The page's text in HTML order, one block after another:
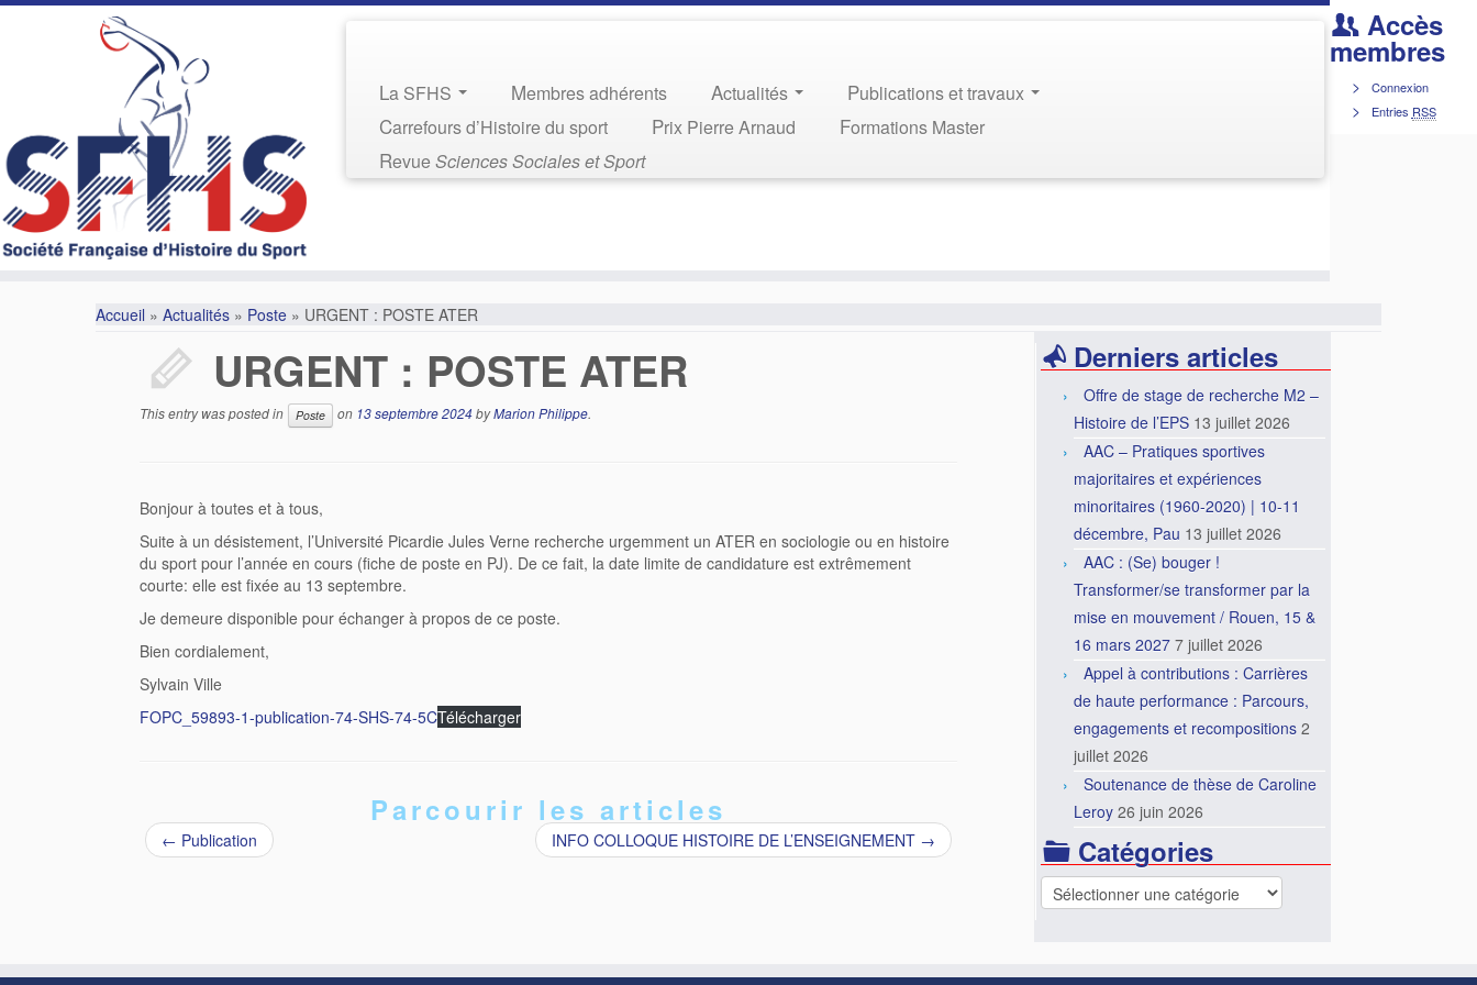
Accès
membres
Connexion
Entries RSS
La SFHS Membres adhérents Actualités
Publications et travaux
Carrefours d’Histoire du sport
Prix Pierre Arnaud
Formations Master
RevueSciences Sociales et Sport
Accueil » Actualités » Poste » URGENT : POSTE ATER
URGENT : POSTE ATER
This entry was posted in Poste on 13 septembre 2024byMarion Philippe.
Bonjour à toutes et à tous,
Suite à un désistement, l’Université Picardie Jules Verne recherche urgemment un ATER en sociologie ou en histoire
du sport pour l’année en cours (fiche de poste en PJ). De ce fait, la date limite de candidature est extrêmement
courte: elle est fixée au 13 septembre.
Je demeure disponible pour échanger à propos de ce poste.
Bien cordialement,
Sylvain Ville
FOPC_59893-1-publication-74-SHS-74-5CTélécharger
Parcourir les articles
← Publication INFO COLLOQUE HISTOIRE DE L’ENSEIGNEMENT →
Derniers articles
Offre de stage de recherche M2 –
Histoire de l’EPS 13 juillet 2026
AAC – Pratiques sportives
majoritaires et expériences
minoritaires (1960-2020) | 10-11
décembre, Pau 13 juillet 2026
AAC : (Se) bouger !
Transformer/se transformer par la
mise en mouvement / Rouen, 15 &
16 mars 2027 7 juillet 2026
Appel à contributions : Carrières
de haute performance : Parcours,
engagements et recompositions 2
juillet 2026
Soutenance de thèse de Caroline
Leroy 26 juin 2026
Catégories
Catégories